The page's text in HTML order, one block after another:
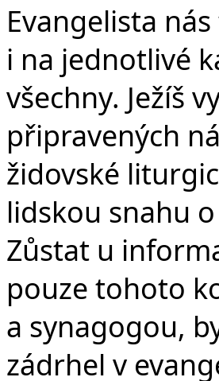
Evangelista
i na jednotlivé
všechny. Ježíš
připravených
židovské
lidskou snahu
Zůstat u
pouze tohoto
a synagogou,
zádrhel v